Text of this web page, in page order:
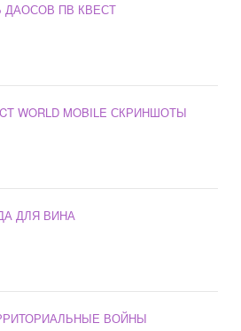
ДАОСОВ ПВ КВЕСТ
WORLD MOBILE СКРИНШОТЫ
ДЛЯ ВИНА
ВОЙНЫ